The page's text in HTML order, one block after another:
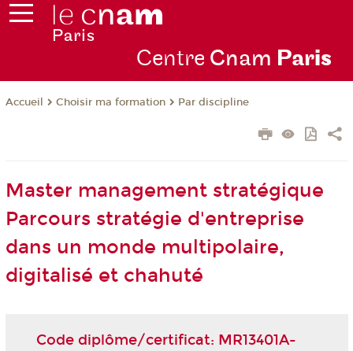
Centre Cnam Paris
Accueil Choisir ma formation Par discipline
Master management stratégique
Parcours stratégie d'entreprise
dans un monde multipolaire,
digitalisé et chahuté
Code diplôme/certificat: MR13401A-